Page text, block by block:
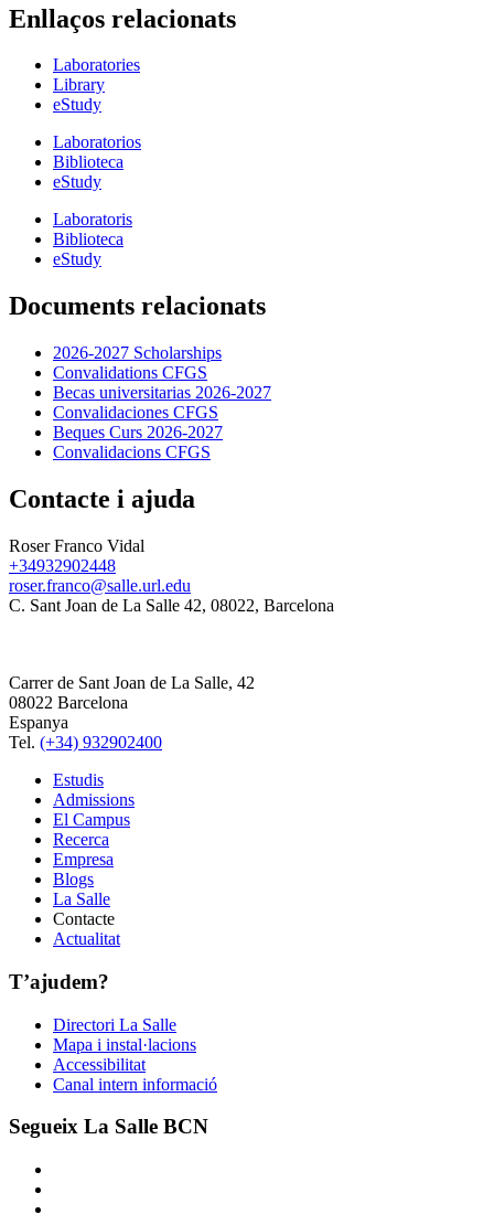
Enllaços relacionats
Laboratories
Library
eStudy
Laboratorios
Biblioteca
eStudy
Laboratoris
Biblioteca
eStudy
Documents relacionats
2026-2027 Scholarships
Convalidations CFGS
Becas universitarias 2026-2027
Convalidaciones CFGS
Beques Curs 2026-2027
Convalidacions CFGS
Contacte i ajuda
Roser Franco Vidal
+34932902448
roser.franco@salle.url.edu
C. Sant Joan de La Salle 42, 08022, Barcelona
Carrer de Sant Joan de La Salle, 42
08022 Barcelona
Espanya
Tel. (+34) 932902400
Estudis
Admissions
El Campus
Recerca
Empresa
Blogs
La Salle
Contacte
Actualitat
T’ajudem?
Directori La Salle
Mapa i instal·lacions
Accessibilitat
Canal intern informació
Segueix La Salle BCN